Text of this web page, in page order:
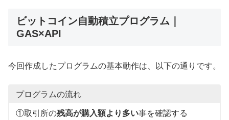
ビットコイン自動積立プログラム｜
GAS×API
今回作成したプログラムの基本動作は、以下の通りです。
プログラムの流れ
①取引所の残高が購入額より多い事を確認する